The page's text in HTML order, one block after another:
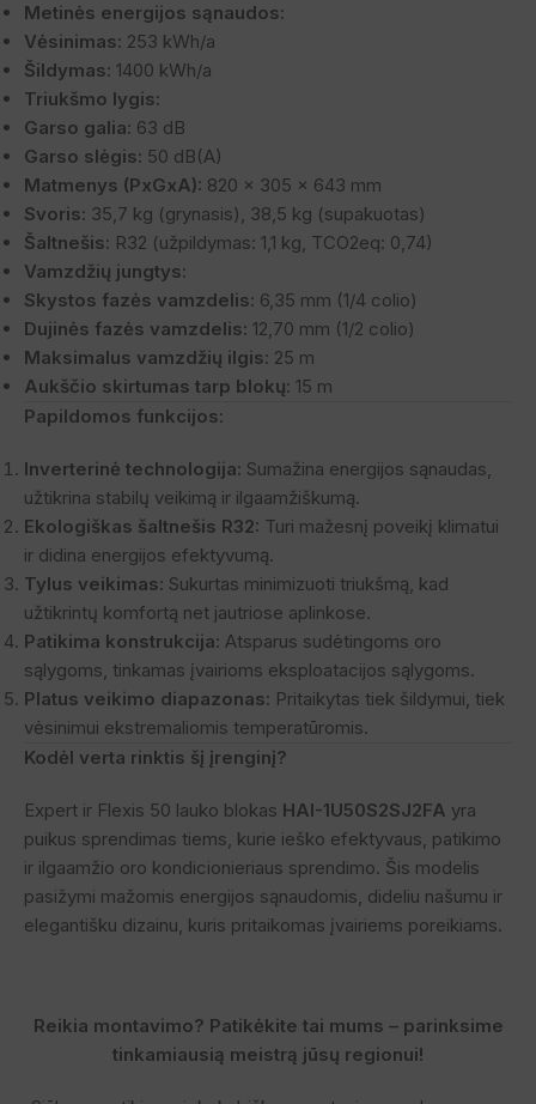
Metinės energijos sąnaudos:
Vėsinimas: 253 kWh/a
Šildymas: 1400 kWh/a
Triukšmo lygis:
Garso galia: 63 dB
Garso slėgis: 50 dB(A)
Matmenys (PxGxA): 820 x 305 x 643 mm
Svoris: 35,7 kg (grynasis), 38,5 kg (supakuotas)
Šaltnešis: R32 (užpildymas: 1,1 kg, TCO2eq: 0,74)
Vamzdžių jungtys:
Skystos fazės vamzdelis: 6,35 mm (1/4 colio)
Dujinės fazės vamzdelis: 12,70 mm (1/2 colio)
Maksimalus vamzdžių ilgis: 25 m
Aukščio skirtumas tarp blokų: 15 m
Papildomos funkcijos:
Inverterinė technologija: Sumažina energijos sąnaudas,
užtikrina stabilų veikimą ir ilgaamžiškumą.
Ekologiškas šaltnešis R32: Turi mažesnį poveikį klimatui
ir didina energijos efektyvumą.
Tylus veikimas: Sukurtas minimizuoti triukšmą, kad
užtikrintų komfortą net jautriose aplinkose.
Patikima konstrukcija: Atsparus sudėtingoms oro
sąlygoms, tinkamas įvairioms eksploatacijos sąlygoms.
Platus veikimo diapazonas: Pritaikytas tiek šildymui, tiek
vėsinimui ekstremaliomis temperatūromis.
Kodėl verta rinktis šį įrenginį?
Expert ir Flexis 50 lauko blokas HAI-1U50S2SJ2FA yra
puikus sprendimas tiems, kurie ieško efektyvaus, patikimo
ir ilgaamžio oro kondicionieriaus sprendimo. Šis modelis
pasižymi mažomis energijos sąnaudomis, dideliu našumu ir
elegantišku dizainu, kuris pritaikomas įvairiems poreikiams.
Reikia montavimo? Patikėkite tai mums – parinksime
tinkamiausią meistrą jūsų regionui!